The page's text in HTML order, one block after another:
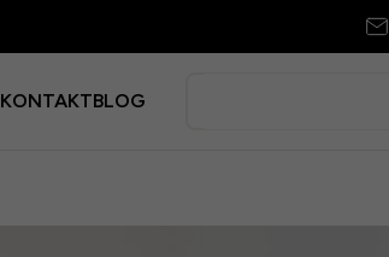
KONTAKTBLOG